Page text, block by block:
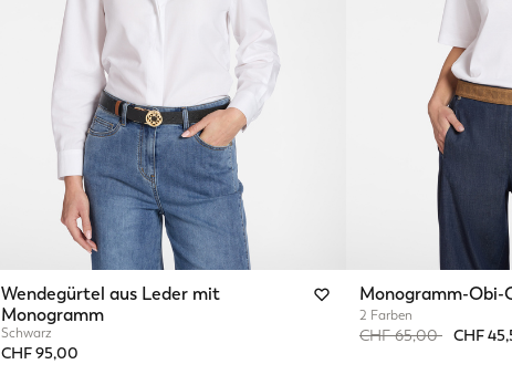
Wendegürtel aus Leder mit
Monogramm
Schwarz
CHF 95,00
Monogramm-Obi-
2 Farben
Price reduced from
CHF 65,00toCHF